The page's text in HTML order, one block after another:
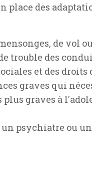
place des
de vol
trouble des
et des droits
graves qui
graves à
psychiatre ou